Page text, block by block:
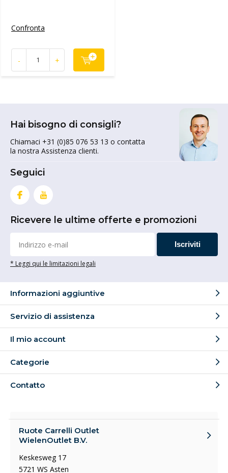
Confronta
- +
Hai bisogno di consigli?
Chiamaci +31 (0)85 076 53 13 o contatta
la nostra Assistenza clienti.
Seguici
Ricevere le ultime offerte e promozioni
Iscriviti
* Leggi qui le limitazioni legali
Informazioni aggiuntive
Servizio di assistenza
Il mio account
Categorie
Contatto
Ruote Carrelli Outlet
WielenOutlet B.V.
Keskesweg 17
5721 WS Asten